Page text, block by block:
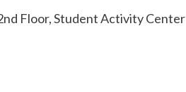
Floor, Student Activity Center